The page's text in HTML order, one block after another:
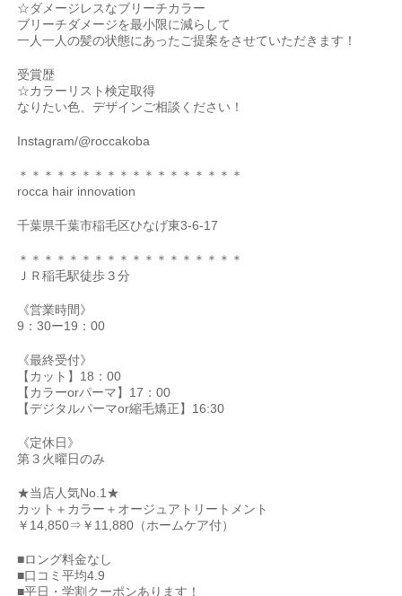
☆ダメージレスなブリーチカラー
ブリーチダメージを最小限に減らして
一人一人の髪の状態にあったご提案をさせていただきます！
受賞歴
☆カラーリスト検定取得
なりたい色、デザインご相談ください！
Instagram/@roccakoba
＊＊＊＊＊＊＊＊＊＊＊＊＊＊＊＊＊＊
rocca hair innovation
千葉県千葉市稲毛区ひなげ東3-6-17
＊＊＊＊＊＊＊＊＊＊＊＊＊＊＊＊＊＊
ＪＲ稲毛駅徒歩３分
《営業時間》
9：30ー19：00
《最終受付》
【カット】18：00
【カラーorパーマ】17：00
【デジタルパーマor縮毛矯正】16:30
《定休日》
第３火曜日のみ
★当店人気No.1★
カット＋カラー＋オージュアトリートメント
￥14,850⇒￥11,880（ホームケア付）
■ロング料金なし
■口コミ平均4.9
■平日・学割クーポンあります！